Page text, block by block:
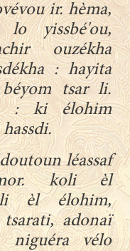
ir. hèma,
yissbé'ou,
ouzékha
: hayita
tsar li.
: ki élohim
léassaf
koli èl
èl élohim,
adonaï
niguéra vélo